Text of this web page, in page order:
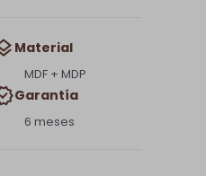
Material
MDF + MDP
Garantía
6 meses